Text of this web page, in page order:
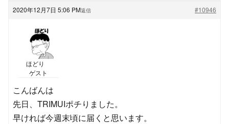
2020年12月7日 5:06 PM #10946
返信
ほどり
ゲスト
こんばんは
先日、TRIMUIポチりました。
早ければ今週末頃に届くと思います。